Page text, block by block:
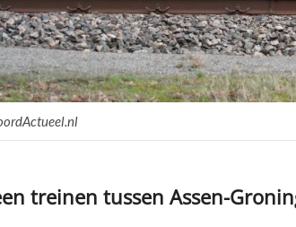
treinen tussen Assen-